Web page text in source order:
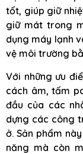
tốt, giúp giữ
giữ mát trong
dụng máy lạnh
vệ môi trường
Với những ưu
cách âm, tấm
đầu của các
dựng các công
ở. Sản phẩm
năng mà còn